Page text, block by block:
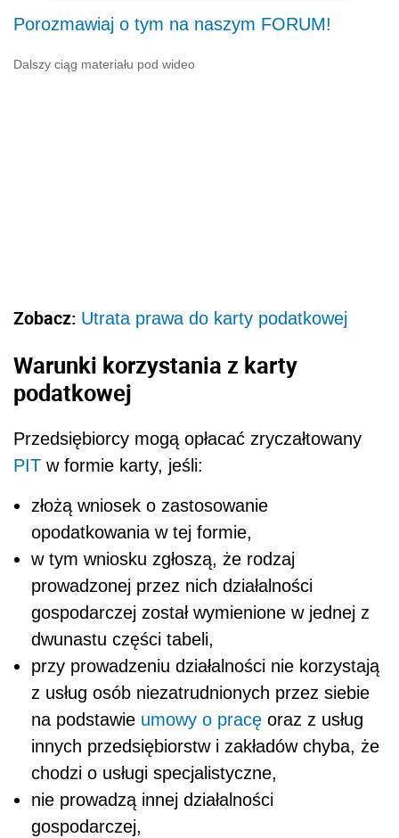
Porozmawiaj o tym na naszym FORUM!
Dalszy ciąg materiału pod wideo
Zobacz: Utrata prawa do karty podatkowej
Warunki korzystania z karty
podatkowej
Przedsiębiorcy mogą opłacać zryczałtowany
PIT w formie karty, jeśli:
złożą wniosek o zastosowanie
opodatkowania w tej formie,
w tym wniosku zgłoszą, że rodzaj
prowadzonej przez nich działalności
gospodarczej został wymienione w jednej z
dwunastu części tabeli,
przy prowadzeniu działalności nie korzystają
z usług osób niezatrudnionych przez siebie
na podstawie umowy o pracę oraz z usług
innych przedsiębiorstw i zakładów chyba, że
chodzi o usługi specjalistyczne,
nie prowadzą innej działalności
gospodarczej,